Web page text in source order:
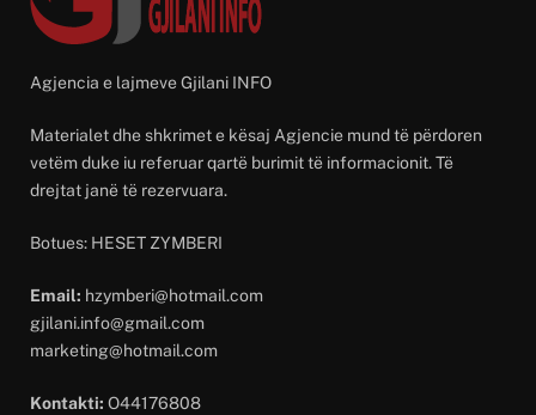
Agjencia e lajmeve Gjilani INFO
Materialet dhe shkrimet e kësaj Agjencie mund të përdoren
vetëm duke iu referuar qartë burimit të informacionit. Të
drejtat janë të rezervuara.
Botues: HESET ZYMBERI
Email: hzymberi@hotmail.com
gjilani.info@gmail.com
marketing@hotmail.com
Kontakti: O44176808